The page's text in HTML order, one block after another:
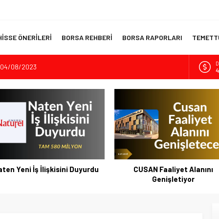
ÖNERİLERİ BORSA REHBERİ BORSA RAPORLARI
Yatırım Aracı
Kripto Para Piyasası
Akıllı Portföy Stratejileri
Yeni İş İlişkisini Duyurdu
CUSAN Faaliyet Alanını
Genişletiyor